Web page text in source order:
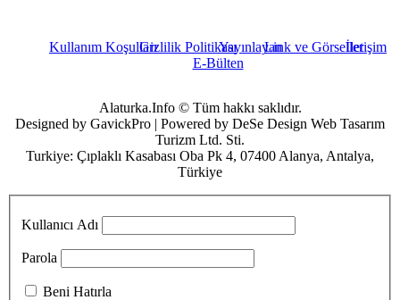
Kullanım KoşullarıGizlilik PolitikasıYayınlayanLink ve Görsellerİletişim
E-Bülten
Alaturka.Info © Tüm hakkı saklıdır.
Designed by GavickPro | Powered by DeSe Design Web Tasarım
Turizm Ltd. Sti.
Turkiye: Çıplaklı Kasabası Oba Pk 4, 07400 Alanya, Antalya,
Türkiye
Kullanıcı Adı
Parola
Beni Hatırla